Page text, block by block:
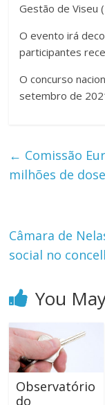
Gestão de Viseu
O evento irá
participantes
O concurso
setembro de
← Comissão
milhões de
Câmara de
social no
You
Observatório
do